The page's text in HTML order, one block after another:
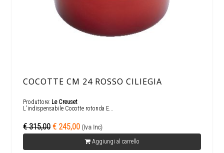
COCOTTE CM 24 ROSSO CILIEGIA
Produttore: Le Creuset
L'indispensabile Cocotte rotonda E...
€ 315,00 € 245,00 (Iva Inc)
Aggiungi al carrello